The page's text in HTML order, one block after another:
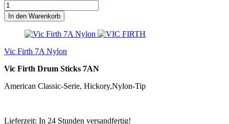
In den Warenkorb
Vic Firth 7A Nylon
Vic Firth Drum Sticks 7AN
American Classic-Serie, Hickory,Nylon-Tip
Lieferzeit: In 24 Stunden versandfertig!